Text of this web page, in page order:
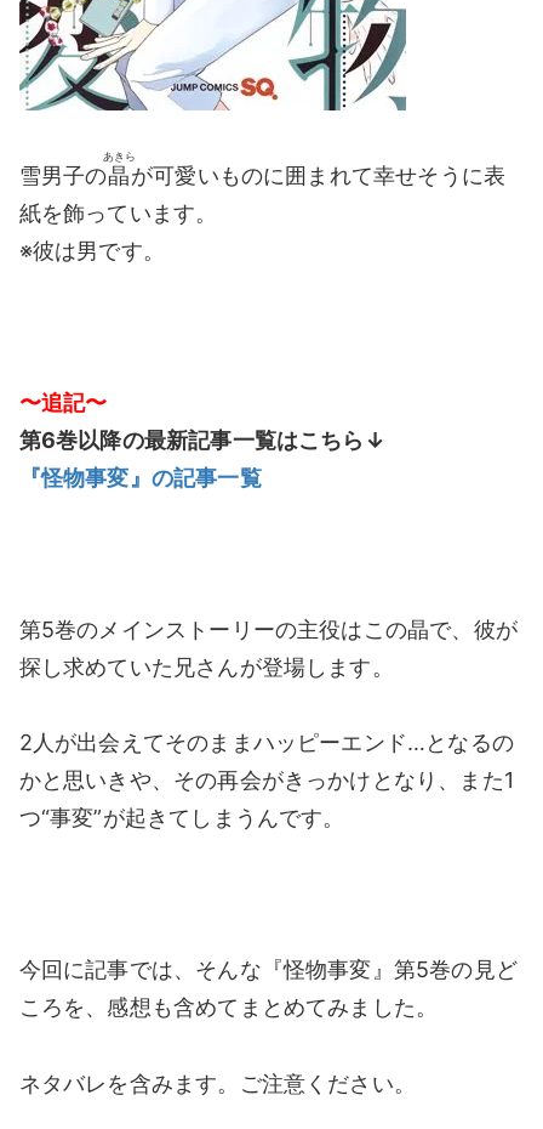
雪男子の晶
あきら
が可愛いものに囲まれて幸せそうに表
紙を飾っています。
※彼は男です。
〜追記〜
第6巻以降の最新記事一覧はこちら↓
『怪物事変』の記事一覧
第5巻のメインストーリーの主役はこの晶で、彼が
探し求めていた兄さんが登場します。
2人が出会えてそのままハッピーエンド…となるの
かと思いきや、その再会がきっかけとなり、また1
つ“事変”が起きてしまうんです。
今回に記事では、そんな『怪物事変』第5巻の見ど
ころを、感想も含めてまとめてみました。
ネタバレを含みます。ご注意ください。